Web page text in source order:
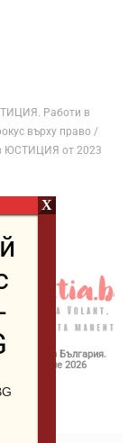
Работи в
върху право /
ЮСТИЦИЯ от 2023
пояс в България.
Опасно време 2026
X